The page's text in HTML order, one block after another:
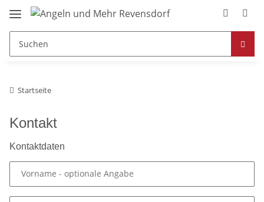
Startseite
Kontakt
Kontaktdaten
Vorname - optionale Angabe